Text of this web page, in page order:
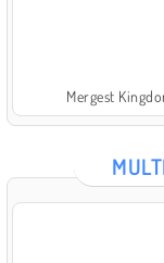
Mergest